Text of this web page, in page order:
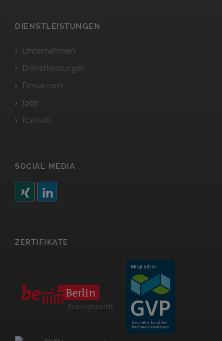
DIENSTLEISTUNGEN
Unternehmen
Dienstleistungen
Einsatzorte
Jobs
Kontakt
SOCIAL MEDIA
ZERTIFIKATE